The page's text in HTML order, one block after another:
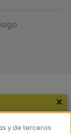
×
y de terceros